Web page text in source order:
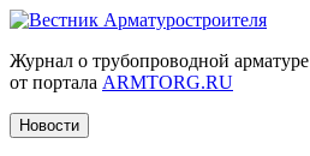
Журнал о трубопроводной арматуре
от портала ARMTORG.RU
Новости